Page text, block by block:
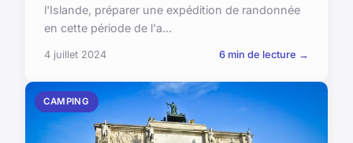
l'Islande, préparer une expédition de randonnée
en cette période de l'a...
4 juillet 2024 6 min de lecture →
CAMPING